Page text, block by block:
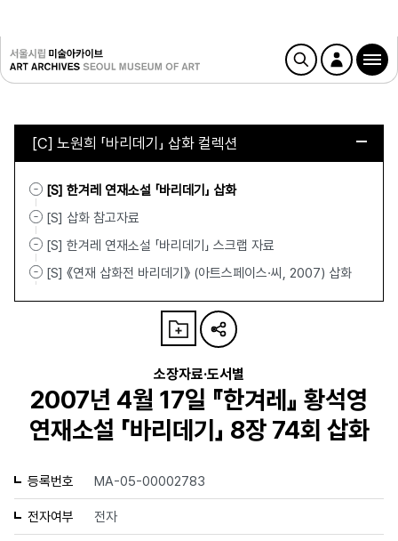
[C] 노원희 「바리데기」 삽화 컬렉션
[S] 한겨레 연재소설 「바리데기」 삽화
[S] 삽화 참고자료
[S] 한겨레 연재소설 「바리데기」 스크랩 자료
[S] 《연재 삽화전 바리데기》 (아트스페이스·씨, 2007) 삽화
소장자료·도서별
2007년 4월 17일 『한겨레』 황석영
연재소설 「바리데기」 8장 74회 삽화
등록번호 MA-05-00002783
전자여부 전자